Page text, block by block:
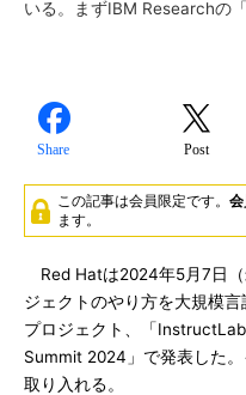
いる。まずIBM Researchの
Share Post
この記事は会員限定です。 会
ます。
Red Hatは2024年5月7日（
ジェクトのやり方を大規模
プロジェクト、「
Summit 2024」で発表した
取り入れる。